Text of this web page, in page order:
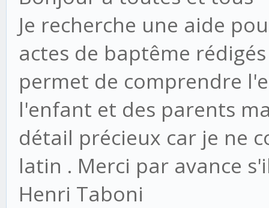
Je recherche une aide
actes de baptême
permet de comprendre
l'enfant et des parents
détail précieux car je ne
latin . Merci par avance
Henri Taboni